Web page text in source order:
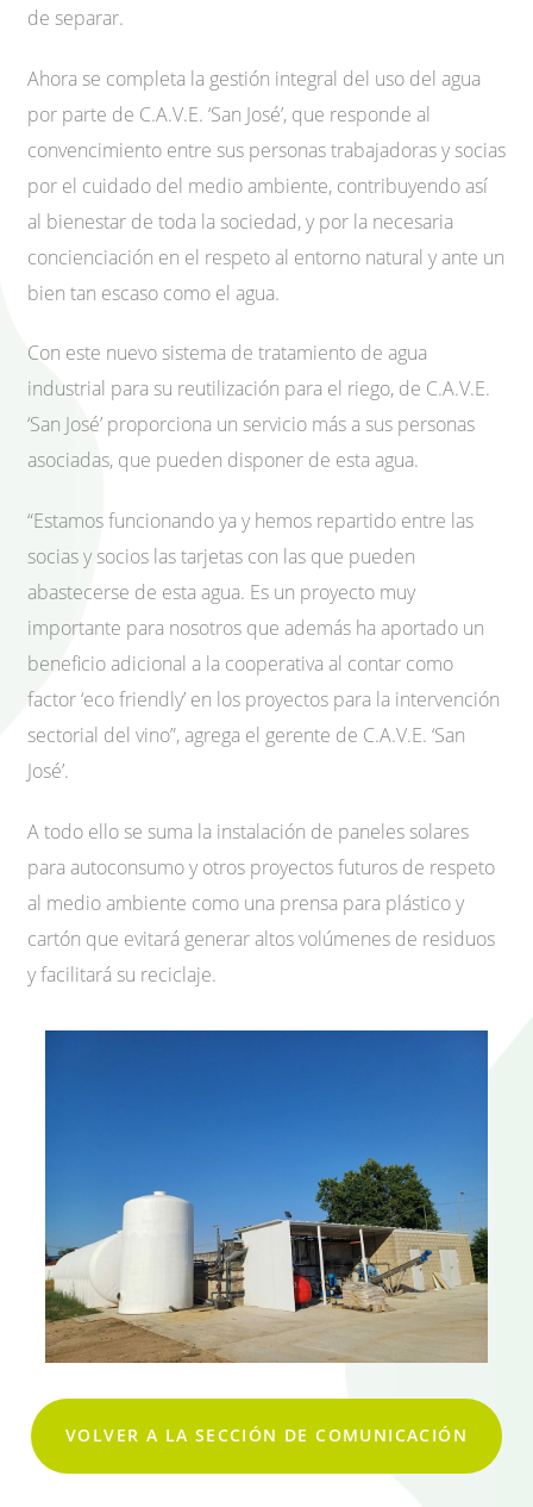
de separar.
Ahora se completa la gestión integral del uso del agua
por parte de C.A.V.E. ‘San José’, que responde al
convencimiento entre sus personas trabajadoras y socias
por el cuidado del medio ambiente, contribuyendo así
al bienestar de toda la sociedad, y por la necesaria
concienciación en el respeto al entorno natural y ante un
bien tan escaso como el agua.
Con este nuevo sistema de tratamiento de agua
industrial para su reutilización para el riego, de C.A.V.E.
‘San José’ proporciona un servicio más a sus personas
asociadas, que pueden disponer de esta agua.
“Estamos funcionando ya y hemos repartido entre las
socias y socios las tarjetas con las que pueden
abastecerse de esta agua. Es un proyecto muy
importante para nosotros que además ha aportado un
beneficio adicional a la cooperativa al contar como
factor ‘eco friendly’ en los proyectos para la intervención
sectorial del vino”, agrega el gerente de C.A.V.E. ‘San
José’.
A todo ello se suma la instalación de paneles solares
para autoconsumo y otros proyectos futuros de respeto
al medio ambiente como una prensa para plástico y
cartón que evitará generar altos volúmenes de residuos
y facilitará su reciclaje.
VOLVER A LA SECCIÓN DE COMUNICACIÓN